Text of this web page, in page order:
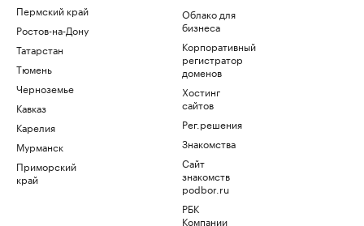
Пермский край
Ростов-на-Дону
Татарстан
Тюмень
Черноземье
Кавказ
Карелия
Мурманск
Приморский
край
Облако для
бизнеса
Корпоративный
регистратор
доменов
Хостинг
сайтов
Рег.решения
Знакомства
Сайт
знакомств
podbor.ru
РБК
Компании